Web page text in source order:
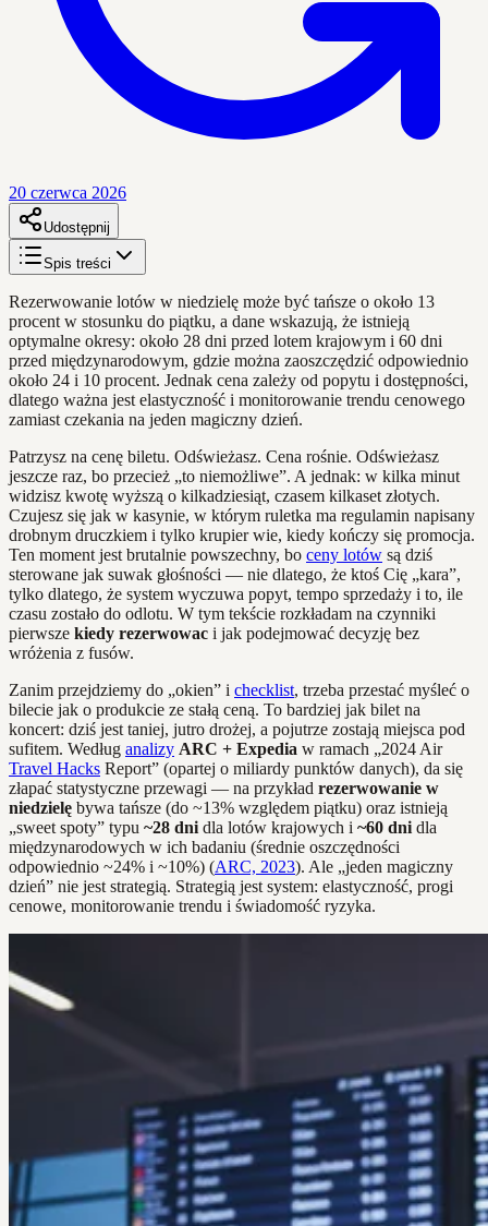
20 czerwca 2026
Udostępnij
Spis treści
Rezerwowanie lotów w niedzielę może być tańsze o około 13
procent w stosunku do piątku, a dane wskazują, że istnieją
optymalne okresy: około 28 dni przed lotem krajowym i 60 dni
przed międzynarodowym, gdzie można zaoszczędzić odpowiednio
około 24 i 10 procent. Jednak cena zależy od popytu i dostępności,
dlatego ważna jest elastyczność i monitorowanie trendu cenowego
zamiast czekania na jeden magiczny dzień.
Patrzysz na cenę biletu. Odświeżasz. Cena rośnie. Odświeżasz
jeszcze raz, bo przecież „to niemożliwe”. A jednak: w kilka minut
widzisz kwotę wyższą o kilkadziesiąt, czasem kilkaset złotych.
Czujesz się jak w kasynie, w którym ruletka ma regulamin napisany
drobnym druczkiem i tylko krupier wie, kiedy kończy się promocja.
Ten moment jest brutalnie powszechny, bo ceny lotów są dziś
sterowane jak suwak głośności — nie dlatego, że ktoś Cię „kara”,
tylko dlatego, że system wyczuwa popyt, tempo sprzedaży i to, ile
czasu zostało do odlotu. W tym tekście rozkładam na czynniki
pierwsze kiedy rezerwowac i jak podejmować decyzję bez
wróżenia z fusów.
Zanim przejdziemy do „okien” i checklist, trzeba przestać myśleć o
bilecie jak o produkcie ze stałą ceną. To bardziej jak bilet na
koncert: dziś jest taniej, jutro drożej, a pojutrze zostają miejsca pod
sufitem. Według analizy ARC + Expedia w ramach „2024 Air
Travel Hacks Report” (opartej o miliardy punktów danych), da się
złapać statystyczne przewagi — na przykład rezerwowanie w
niedzielę bywa tańsze (do ~13% względem piątku) oraz istnieją
„sweet spoty” typu ~28 dni dla lotów krajowych i ~60 dni dla
międzynarodowych w ich badaniu (średnie oszczędności
odpowiednio ~24% i ~10%) (ARC, 2023). Ale „jeden magiczny
dzień” nie jest strategią. Strategią jest system: elastyczność, progi
cenowe, monitorowanie trendu i świadomość ryzyka.